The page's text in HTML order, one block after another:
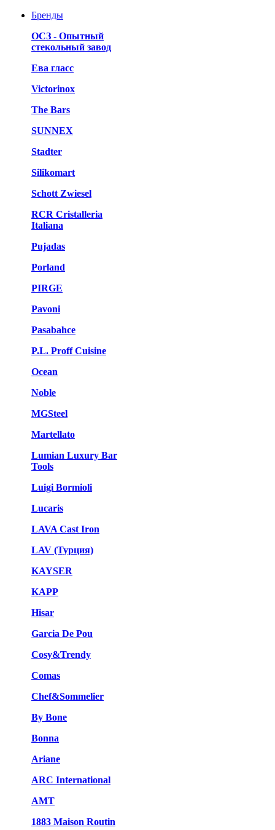
Бренды
ОСЗ - Опытный
стекольный завод
Ева гласс
Victorinox
The Bars
SUNNEX
Stadter
Silikomart
Schott Zwiesel
RCR Cristalleria
Italiana
Pujadas
Porland
PIRGE
Pavoni
Pasabahce
P.L. Proff Cuisine
Ocean
Noble
MGSteel
Martellato
Lumian Luxury Bar
Tools
Luigi Bormioli
Lucaris
LAVA Cast Iron
LAV (Турция)
KAYSER
KAPP
Hisar
Garcia De Pou
Cosy&Trendy
Comas
Chef&Sommelier
By Bone
Bonna
Ariane
ARC International
AMT
1883 Maison Routin